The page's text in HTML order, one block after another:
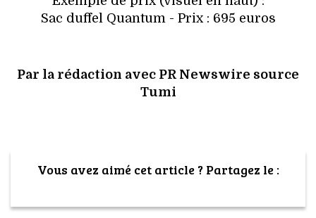
Sac duffel Quantum - Prix : 695 euros
Par la rédaction avec PR Newswire source
Tumi
Vous avez aimé cet article ? Partagez le :